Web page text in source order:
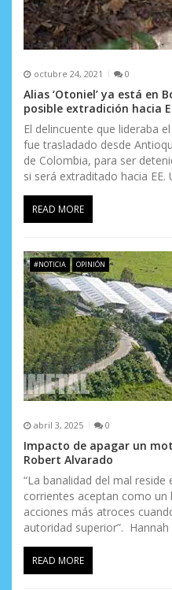
d
a
s octubre 24, 2021 0
Alias ‘Otoniel’ ya está en
posible extradición hacia
El delincuente que lideraba
fue trasladado desde
de Colombia, para ser
si será extraditado hacia EE.
READ MORE
#NOTICIA OPINIÓN
abril 3, 2025 0
Impacto de apagar un
Robert Alvarado
“La banalidad del mal
corrientes aceptan como un
acciones más atroces
autoridad superior”. Hannah
READ MORE